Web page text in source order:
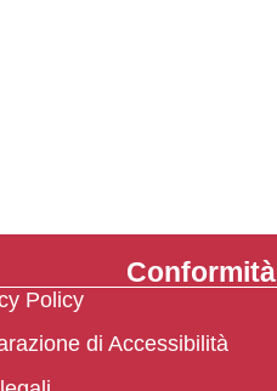
Conformità
Policy
di Accessibilità